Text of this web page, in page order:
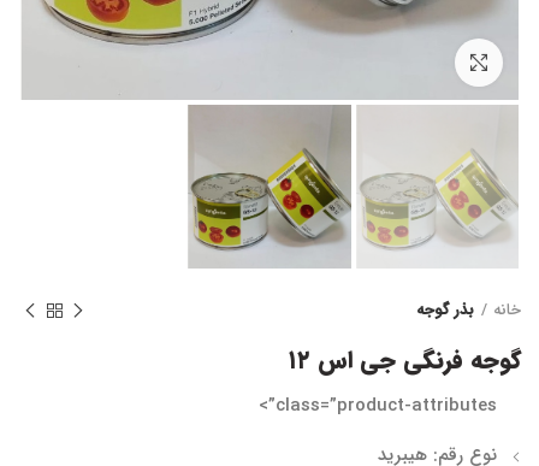
خانه بذر گوجه
گوجه فرنگی جی اس ۱۲
class=”product-attributes”>
نوع رقم: هیبرید